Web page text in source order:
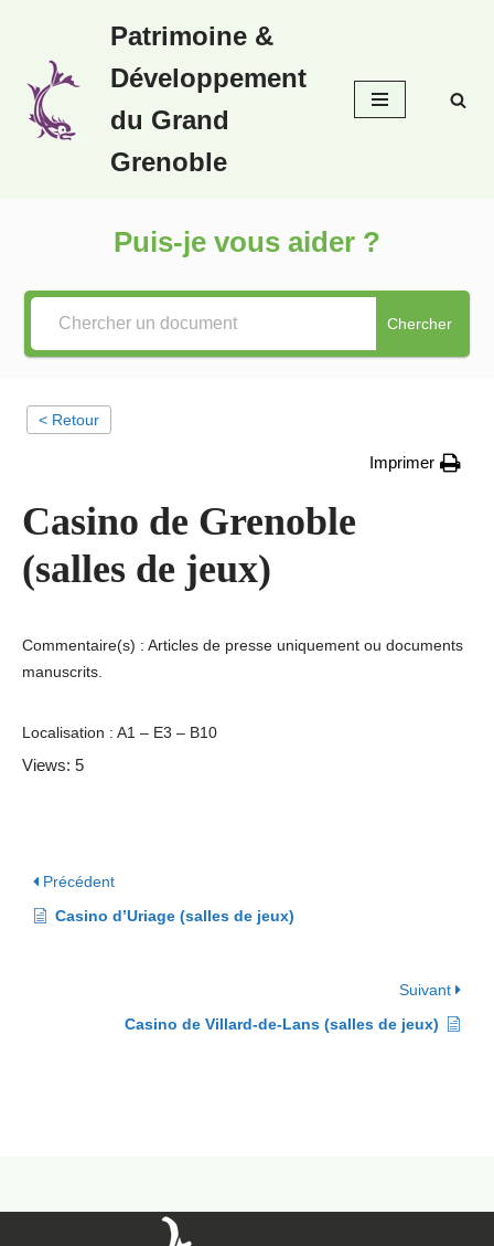
au
contenu
Patrimoine &
Développement
du Grand
Grenoble
Puis-je vous aider ?
Chercher
< Retour
Imprimer
Casino de Grenoble
(salles de jeux)
Commentaire(s) : Articles de presse uniquement ou documents
manuscrits.
Localisation : A1 – E3 – B10
Views: 5
Précédent
Casino d’Uriage (salles de jeux)
Suivant
Casino de Villard-de-Lans (salles de jeux)